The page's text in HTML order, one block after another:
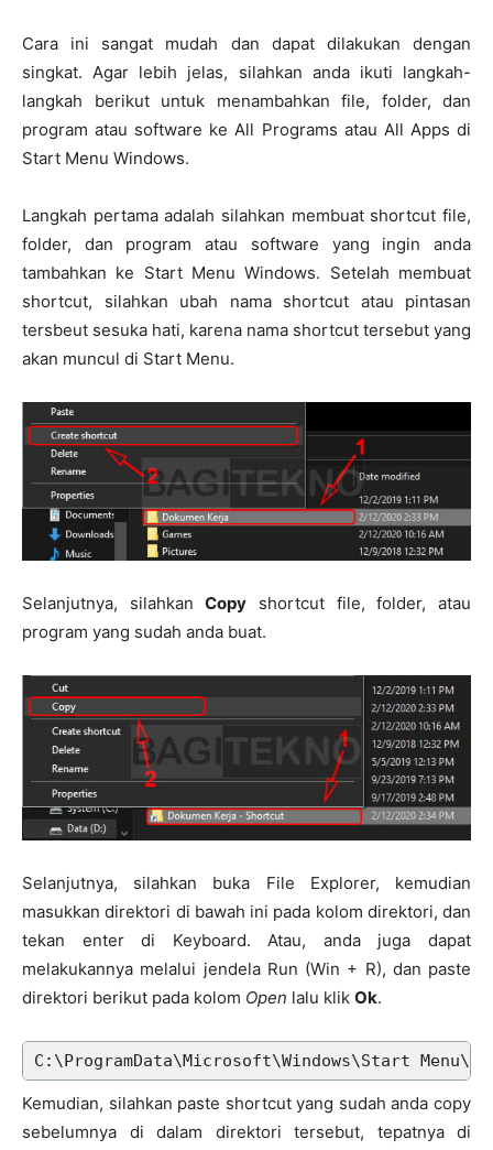
Cara ini sangat mudah dan dapat dilakukan dengan
singkat. Agar lebih jelas, silahkan anda ikuti langkah-
langkah berikut untuk menambahkan file, folder, dan
program atau software ke All Programs atau All Apps di
Start Menu Windows.
Langkah pertama adalah silahkan membuat shortcut file,
folder, dan program atau software yang ingin anda
tambahkan ke Start Menu Windows. Setelah membuat
shortcut, silahkan ubah nama shortcut atau pintasan
tersbeut sesuka hati, karena nama shortcut tersebut yang
akan muncul di Start Menu.
Selanjutnya, silahkanCopy shortcut file, folder, atau
program yang sudah anda buat.
Selanjutnya, silahkan buka File Explorer, kemudian
masukkan direktori di bawah ini pada kolom direktori, dan
tekan enter di Keyboard. Atau, anda juga dapat
melakukannya melalui jendela Run (Win + R), dan paste
direktori berikut pada kolom Open lalu klik Ok.
C:\ProgramData\Microsoft\Windows\Start
Kemudian, silahkan paste shortcut yang sudah anda copy
sebelumnya di dalam direktori tersebut, tepatnya di